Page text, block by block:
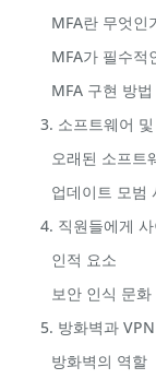
MFA란 무엇인
MFA가 필수적
MFA 구현 방법
3. 소프트웨어
오래된 소프트
업데이트 모범
4. 직원들에게
인적 요소
보안 인식 문
5. 방화벽과
방화벽의 역할